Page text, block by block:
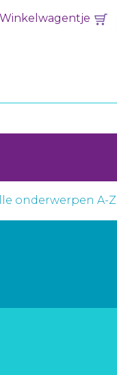
Winkelwagentje
onderwerpen A-Z